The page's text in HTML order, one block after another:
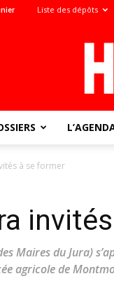
Liste des dépôts
à se former
Maires du Jura)
agricole de